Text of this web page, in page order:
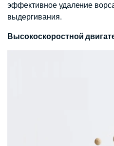
эффективное удаление
выдергивания.
Высокоскоростной